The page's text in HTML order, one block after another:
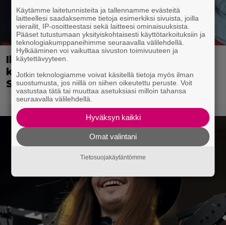
Illalla tv:ssä: Uuno-elokuva jossa
käytettiin tietokonegrafiikkaa?
Sellainen tehtiin vuonna 1998
Käytämme laitetunnisteita ja tallennamme evästeitä
laitteellesi saadaksemme tietoja esimerkiksi sivuista, joilla
vierailit, IP-osoitteestasi sekä laitteesi ominaisuuksista.
Pääset tutustumaan yksityiskohtaisesti käyttötarkoituksiin ja
teknologiakumppaneihimme seuraavalla välilehdellä.
Hylkääminen voi vaikuttaa sivuston toimivuuteen ja
käytettävyyteen.
Jotkin teknologiamme voivat käsitellä tietoja myös ilman
suostumusta, jos niillä on siihen oikeutettu peruste. Voit
vastustaa tätä tai muuttaa asetuksiasi milloin tahansa
seuraavalla välilehdellä.
Hyväksyn kaikki
Omat valintani
Tietosuojakäytäntömme